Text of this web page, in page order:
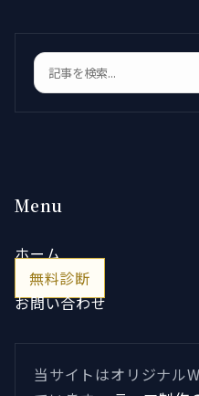
検索
Menu
ホーム
無料診断
お問い合わせ
当サイトはオリジナル